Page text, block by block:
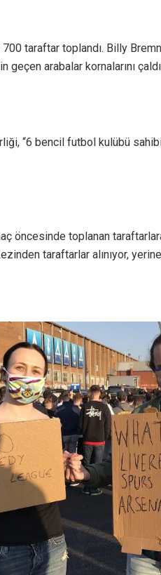
700 taraftar toplandı. Billy
arabalar kornalarını
“6 bencil futbol kulübü
öncesinde toplanan
taraftarlar alınıyor,